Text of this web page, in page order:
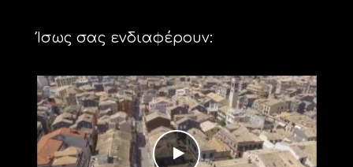
Ίσως σας ενδιαφέρουν: